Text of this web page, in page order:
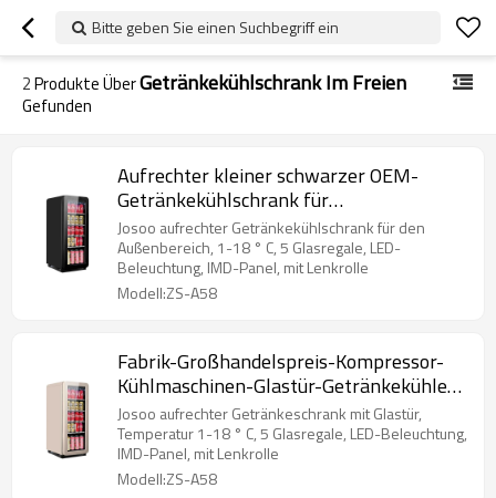
Bitte geben Sie einen Suchbegriff ein
2Produkte ÜberGetränkekühlschrank Im Freien
Gefunden
Aufrechter kleiner schwarzer OEM-
Getränkekühlschrank für
Getränkekühlschrank im Freien ZS-A58Y
mit Lenkrollen
Josoo aufrechter Getränkekühlschrank für den
Außenbereich, 1-18 ° C, 5 Glasregale, LED-
Beleuchtung, IMD-Panel, mit Lenkrolle
Modell:ZS-A58
Fabrik-Großhandelspreis-Kompressor-
Kühlmaschinen-Glastür-Getränkekühler-
Mittelschrank für Getränk ZS-A58Y
Josoo aufrechter Getränkeschrank mit Glastür,
Temperatur 1-18 ° C, 5 Glasregale, LED-Beleuchtung,
IMD-Panel, mit Lenkrolle
Modell:ZS-A58